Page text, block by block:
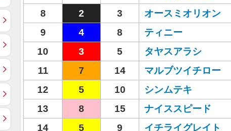
8
2 3 オースミオリオン
9
4 8 ティニー
10
3 5 タヤスアラシ
11
7 14 マルブツイチロー
12
5 10 シンムテキ
13
8 15 ナイススピード
14
5 9 イチライグレイト